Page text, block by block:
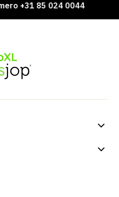
+31 85 024 0044